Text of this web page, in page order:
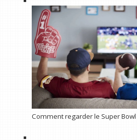
Comment regarder le Super